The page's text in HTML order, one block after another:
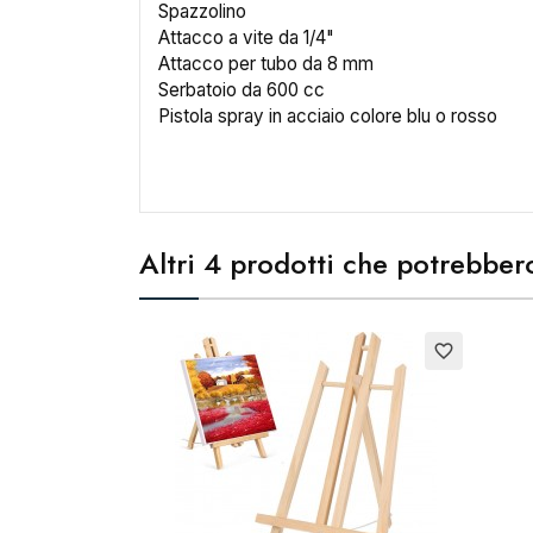
Spazzolino
Attacco a vite da 1/4"
Attacco per tubo da 8 mm
Serbatoio da 600 cc
Pistola spray in acciaio colore blu o rosso
Altri 4 prodotti che
favorite_border